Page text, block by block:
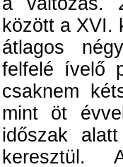
felfelé ívelő
csaknem
mint öt
időszak
keresztül.